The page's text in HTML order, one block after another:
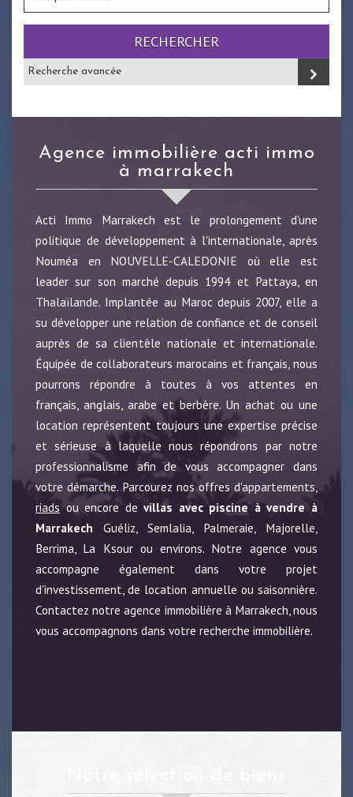
RECHERCHER
Recherche avancée
agence immobilière acti immo
à marrakech
Acti Immo Marrakech est le prolongement d'une
politique de développement à l'internationale, après
Nouméa en NOUVELLE-CALEDONIE où elle est
leader sur son marché depuis 1994 et Pattaya, en
Thalaïlande. Implantée au Maroc depuis 2007, elle a
su développer une relation de confiance et de conseil
auprès de sa clientèle nationale et internationale.
Équipée de collaborateurs marocains et français, nous
pourrons répondre à toutes à vos attentes en
français, anglais, arabe et berbère. Un achat ou une
location représentent toujours une expertise précise
et sérieuse à laquelle nous répondrons par notre
professionnalisme afin de vous accompagner dans
votre démarche. Parcourez nos offres d'appartements,
riads ou encore devillas avec piscine à vendre à
Marrakech Guéliz, Semlalia, Palmeraie, Majorelle,
Berrima, La Ksour ou environs. Notre agence vous
accompagne également dans votre projet
d'investissement, de location annuelle ou saisonnière.
Contactez notre agence immobilière à Marrakech, nous
vous accompagnons dans votre recherche immobilière.